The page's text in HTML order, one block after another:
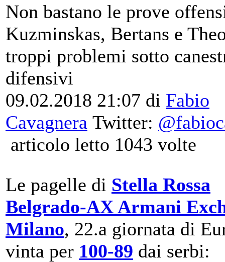
Non bastano le prove
Kuzminskas, Bertans e
troppi problemi sotto
difensivi
09.02.2018 21:07 di Fabio
Cavagnera Twitter:
articolo letto 1043 volte
Le pagelle di Stella Rossa
Belgrado-AX Armani
Milano, 22.a giornata di
vinta per 100-89 dai serbi: